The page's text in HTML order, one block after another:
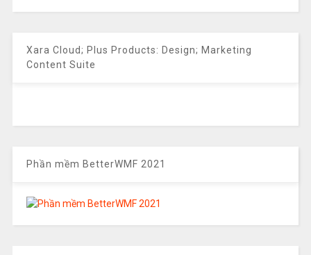
Xara Cloud; Plus Products: Design; Marketing
Content Suite
Phần mềm BetterWMF 2021